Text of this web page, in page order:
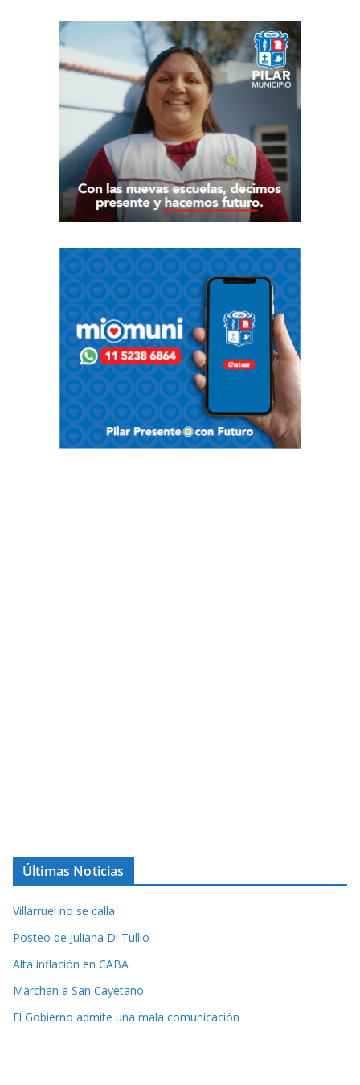
Últimas Noticias
Villarruel no se calla
Posteo de Juliana Di Tullio
Alta inflación en CABA
Marchan a San Cayetano
El Gobierno admite una mala comunicación